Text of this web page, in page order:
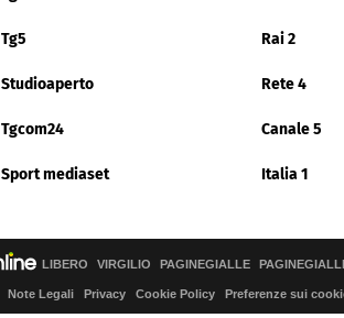
Tg5 Rai 2
Studioaperto Rete 4
Tgcom24 Canale 5
Sport mediaset Italia 1
LIBERO VIRGILIO PAGINEGIALLE
Note Legali Privacy Cookie Policy Preferenze sui